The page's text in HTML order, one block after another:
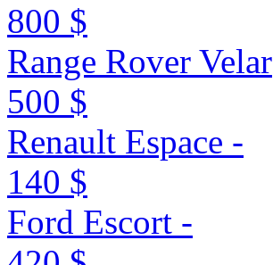
800 $
Range Rover Velar
500 $
Renault Espace -
140 $
Ford Escort -